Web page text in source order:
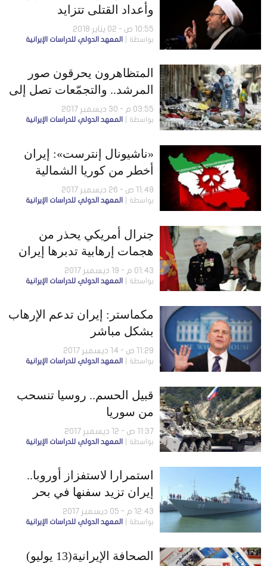
وأعداد القتلى تتزايد
10:55 ص - 02 يناير 2018
بواسطة المعهد الدولي للدراسات الإيرانية
المتظاهرون يحرقون صور
المرشد.. والتجمّعات تصل إلى
طهران
03:55 م - 30 ديسمبر 2017
بواسطة المعهد الدولي للدراسات الإيرانية
«ناشيونال إنترست»: إيران
أخطر من كوريا الشمالية
11:49 ص - 26 ديسمبر 2017
بواسطة المعهد الدولي للدراسات الإيرانية
جنرال أمريكي يحذر من
هجمات إرهابية تدبرها إيران
01:43 م - 19 ديسمبر 2017
بواسطة المعهد الدولي للدراسات الإيرانية
مكماستر: إيران تدعم الإرهاب
بشكل مباشر
11:29 ص - 14 ديسمبر 2017
بواسطة المعهد الدولي للدراسات الإيرانية
قبيل الحسم.. روسيا تنسحب
من سوريا
11:37 ص - 12 ديسمبر 2017
بواسطة المعهد الدولي للدراسات الإيرانية
استمرارا لاستفزاز أوروبا..
إيران تزيد سفنها في بحر
قزوين
12:43 م - 05 ديسمبر 2017
بواسطة المعهد الدولي للدراسات الإيرانية
الصحافة الإيرانية(13 يوليو)